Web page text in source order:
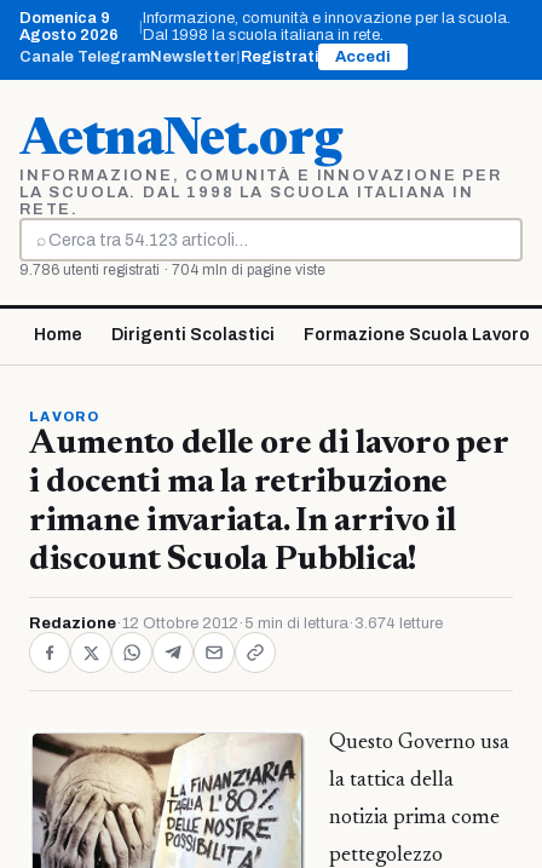
Vai
contenuto
Domenica 9
Agosto 2026
|Informazione, comunità e innovazione per la scuola.
Dal 1998 la scuola italiana in rete.
Canale TelegramNewsletter Registrati Accedi
AetnaNet.org
INFORMAZIONE, COMUNITÀ E INNOVAZIONE PER
LA SCUOLA. DAL 1998 LA SCUOLA ITALIANA IN
RETE.
⌕
Cerca
9.786 utenti registrati · 704 mln di pagine viste
Home Dirigenti Scolastici Formazione Scuola Lavoro
LAVORO
Aumento delle ore di lavoro per
i docenti ma la retribuzione
rimane invariata. In arrivo il
discount Scuola Pubblica!
Redazione·12 Ottobre 2012 · 5 min di lettura· 3.674 letture
Questo Governo usa
la tattica della
notizia prima come
pettegolezzo